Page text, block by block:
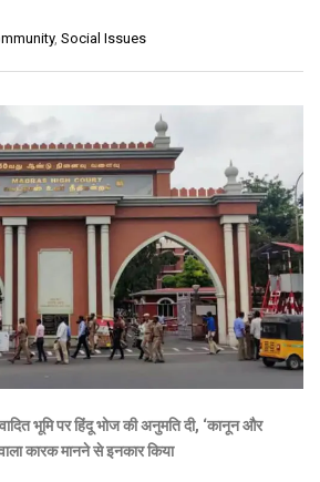
, Social Issues
भूमि पर हिंदू भोज की अनुमति दी, ‘कानून और
कारक मानने से इनकार किया